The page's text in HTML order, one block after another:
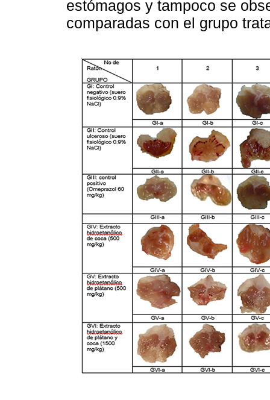
estómagos y tampoco se
comparadas con el grupo